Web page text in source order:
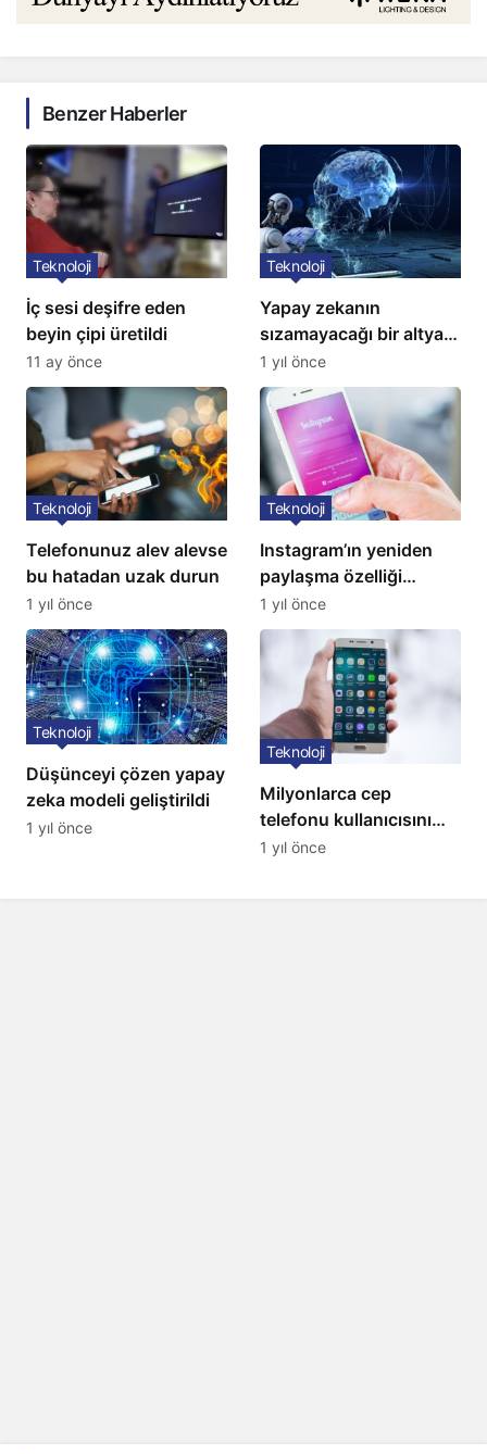
Benzer Haberler
İç sesi deşifre eden
beyin çipi üretildi
Teknoloji
11 ay önce
Yapay zekanın
sızamayacağı bir altyapı
geliştirildi
Teknoloji
1 yıl önce
Telefonunuz alev alevse
bu hatadan uzak durun
Teknoloji
1 yıl önce
Instagram’ın yeniden
paylaşma özelliği
kullanıma açıldı
Teknoloji
1 yıl önce
Düşünceyi çözen yapay
zeka modeli geliştirildi
Teknoloji
1 yıl önce
Milyonlarca cep
telefonu kullanıcısını
ilgilendiren karar: 31
Teknoloji
1 yıl önce